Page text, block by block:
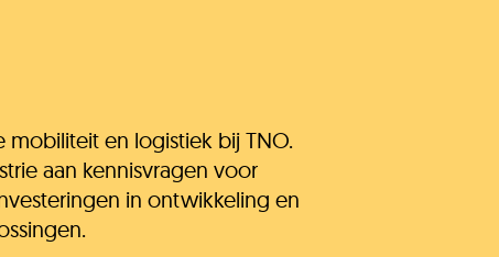
mobiliteit en logistiek bij TNO.
aan kennisvragen voor
in ontwikkeling en